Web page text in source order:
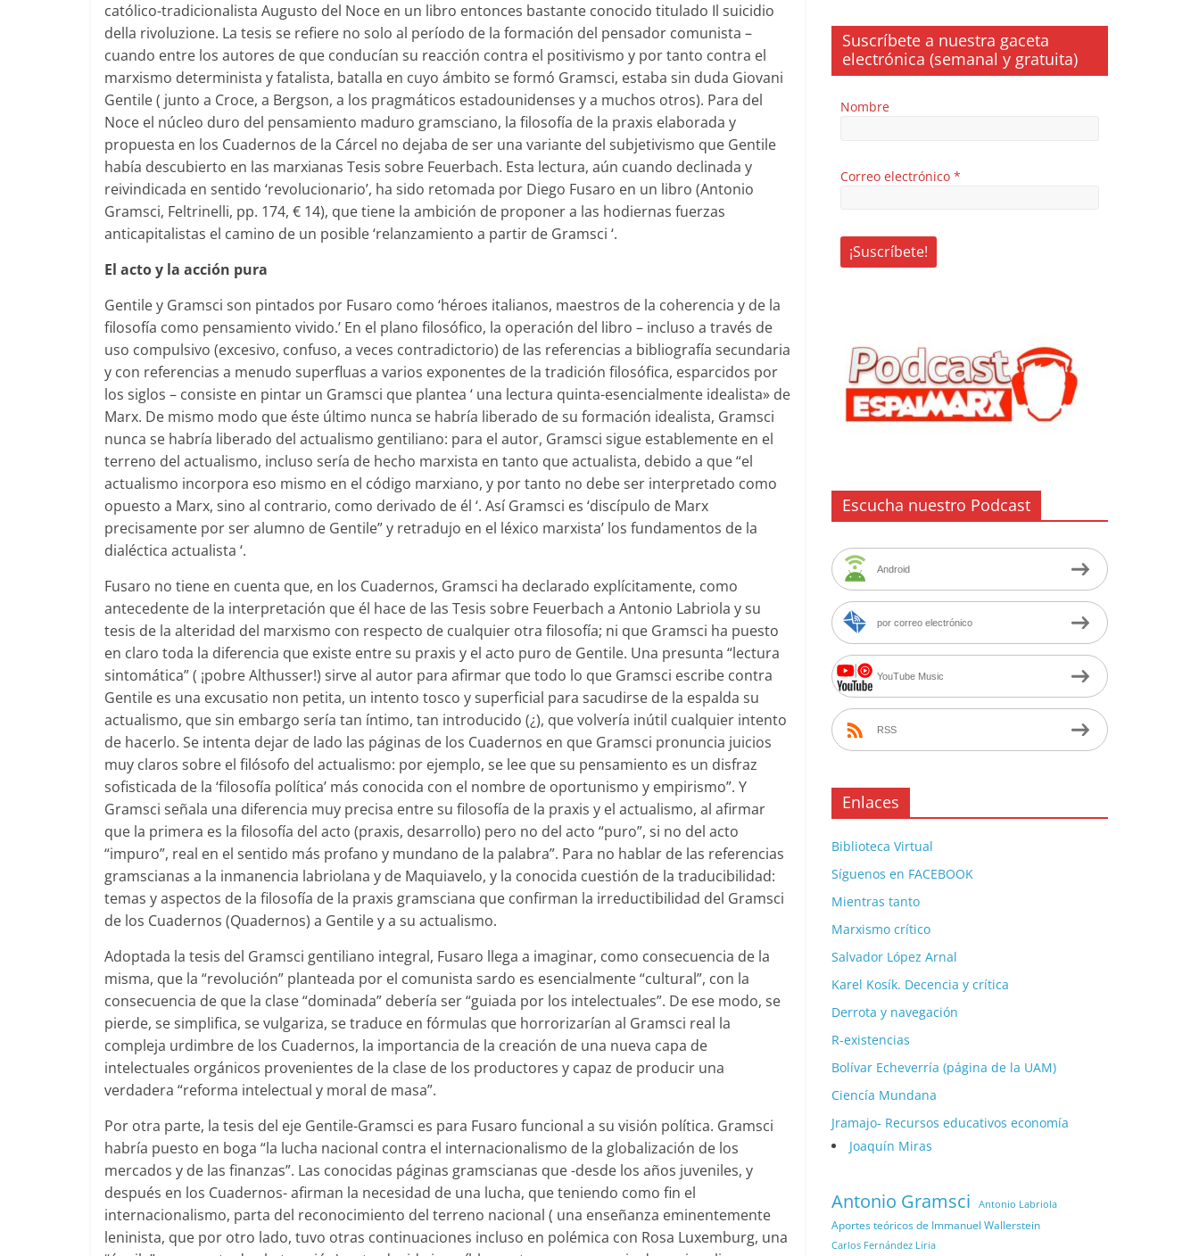
católico-tradicionalista Augusto del Noce en un libro entonces bastante conocido titulado Il suicidio
della rivoluzione. La tesis se refiere no solo al período de la formación del pensador comunista –
cuando entre los autores de que conducían su reacción contra el positivismo y por tanto contra el
marxismo determinista y fatalista, batalla en cuyo ámbito se formó Gramsci, estaba sin duda Giovani
Gentile ( junto a Croce, a Bergson, a los pragmáticos estadounidenses y a muchos otros). Para del
Noce el núcleo duro del pensamiento maduro gramsciano, la filosofía de la praxis elaborada y
propuesta en los Cuadernos de la Cárcel no dejaba de ser una variante del subjetivismo que Gentile
había descubierto en las marxianas Tesis sobre Feuerbach. Esta lectura, aún cuando declinada y
reivindicada en sentido ‘revolucionario’, ha sido retomada por Diego Fusaro en un libro (Antonio
Gramsci, Feltrinelli, pp. 174, € 14), que tiene la ambición de proponer a las hodiernas fuerzas
anticapitalistas el camino de un posible ‘relanzamiento a partir de Gramsci ‘.
El acto y la acción pura
Gentile y Gramsci son pintados por Fusaro como ‘héroes italianos, maestros de la coherencia y de la
filosofía como pensamiento vivido.’ En el plano filosófico, la operación del libro – incluso a través de
uso compulsivo (excesivo, confuso, a veces contradictorio) de las referencias a bibliografía secundaria
y con referencias a menudo superfluas a varios exponentes de la tradición filosófica, esparcidos por
los siglos – consiste en pintar un Gramsci que plantea ‘ una lectura quinta-esencialmente idealista» de
Marx. De mismo modo que éste último nunca se habría liberado de su formación idealista, Gramsci
nunca se habría liberado del actualismo gentiliano: para el autor, Gramsci sigue establemente en el
terreno del actualismo, incluso sería de hecho marxista en tanto que actualista, debido a que “el
actualismo incorpora eso mismo en el código marxiano, y por tanto no debe ser interpretado como
opuesto a Marx, sino al contrario, como derivado de él ‘. Así Gramsci es ‘discípulo de Marx
precisamente por ser alumno de Gentile” y retradujo en el léxico marxista’ los fundamentos de la
dialéctica actualista ‘.
Fusaro no tiene en cuenta que, en los Cuadernos, Gramsci ha declarado explícitamente, como
antecedente de la interpretación que él hace de las Tesis sobre Feuerbach a Antonio Labriola y su
tesis de la alteridad del marxismo con respecto de cualquier otra filosofía; ni que Gramsci ha puesto
en claro toda la diferencia que existe entre su praxis y el acto puro de Gentile. Una presunta “lectura
sintomática” ( ¡pobre Althusser!) sirve al autor para afirmar que todo lo que Gramsci escribe contra
Gentile es una excusatio non petita, un intento tosco y superficial para sacudirse de la espalda su
actualismo, que sin embargo sería tan íntimo, tan introducido (¿), que volvería inútil cualquier intento
de hacerlo. Se intenta dejar de lado las páginas de los Cuadernos en que Gramsci pronuncia juicios
muy claros sobre el filósofo del actualismo: por ejemplo, se lee que su pensamiento es un disfraz
sofisticada de la ‘filosofía política’ más conocida con el nombre de oportunismo y empirismo”. Y
Gramsci señala una diferencia muy precisa entre su filosofía de la praxis y el actualismo, al afirmar
que la primera es la filosofía del acto (praxis, desarrollo) pero no del acto “puro”, si no del acto
“impuro”, real en el sentido más profano y mundano de la palabra”. Para no hablar de las referencias
gramscianas a la inmanencia labriolana y de Maquiavelo, y la conocida cuestión de la traducibilidad:
temas y aspectos de la filosofía de la praxis gramsciana que confirman la irreductibilidad del Gramsci
de los Cuadernos (Quadernos) a Gentile y a su actualismo.
Adoptada la tesis del Gramsci gentiliano integral, Fusaro llega a imaginar, como consecuencia de la
misma, que la “revolución” planteada por el comunista sardo es esencialmente “cultural”, con la
consecuencia de que la clase “dominada” debería ser “guiada por los intelectuales”. De ese modo, se
pierde, se simplifica, se vulgariza, se traduce en fórmulas que horrorizarían al Gramsci real la
compleja urdimbre de los Cuadernos, la importancia de la creación de una nueva capa de
intelectuales orgánicos provenientes de la clase de los productores y capaz de producir una
verdadera “reforma intelectual y moral de masa”.
Por otra parte, la tesis del eje Gentile-Gramsci es para Fusaro funcional a su visión política. Gramsci
habría puesto en boga “la lucha nacional contra el internacionalismo de la globalización de los
mercados y de las finanzas”. Las conocidas páginas gramscianas que -desde los años juveniles, y
después en los Cuadernos- afirman la necesidad de una lucha, que teniendo como fin el
internacionalismo, parta del reconocimiento del terreno nacional ( una enseñanza eminentemente
leninista, que por otro lado, tuvo otras continuaciones incluso en polémica con Rosa Luxemburg, una
Suscríbete a nuestra gaceta
electrónica (semanal y gratuita)
Nombre
Correo electrónico *
Escucha nuestro Podcast
Android
por correo electrónico
YouTube Music
RSS
Enlaces
Biblioteca Virtual
Síguenos en FACEBOOK
Mientras tanto
Marxismo crítico
Salvador López Arnal
Karel Kosík. Decencia y crítica
Derrota y navegación
R-existencias
Bolívar Echeverría (página de la UAM)
Ciencía Mundana
Jramajo- Recursos educativos economía
Joaquín Miras
Antonio Gramsci Antonio Labriola
Aportes teóricos de Immanuel Wallerstein
Carlos Fernández Liria